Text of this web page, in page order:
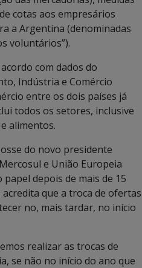
cotas aos empresários
a Argentina (denominadas
voluntários”).
com dados do
Indústria e Comércio
entre os dois países já
todos os setores, inclusive
alimentos.
do novo presidente
e União Europeia
depois de mais de 15
que a troca de ofertas
no, mais tardar, no início
realizar as trocas de
se não no início do ano que